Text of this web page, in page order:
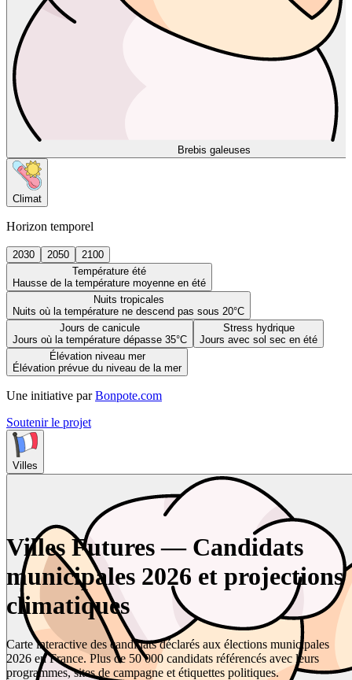
Brebis galeuses
Climat
Horizon temporel
2030 2050
2100
Température été
Hausse de la température moyenne en été
Nuits tropicales
Nuits où la température ne descend pas sous 20°C
Jours de canicule
Jours où la température dépasse 35°C
Stress hydrique
Jours avec sol sec en été
Élévation niveau mer
Élévation prévue du niveau de la mer
Une initiative par Bonpote.com
Soutenir le projet
Villes
Villes Futures — Candidats
municipales 2026 et projections
climatiques
Carte interactive des candidats déclarés aux élections municipales
2026 en France. Plus de 50 000 candidats référencés avec leurs
programmes, sites de campagne et étiquettes politiques.